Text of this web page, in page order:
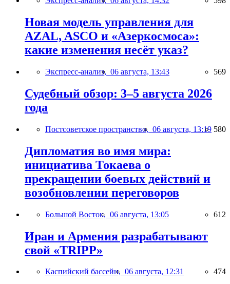
Новая модель управления для
AZAL, ASCO и «Азеркосмоса»:
какие изменения несёт указ?
Экспресс-анализ, 06 августа, 13:43 569
Судебный обзор: 3–5 августа 2026
года
Постсоветское пространство, 06 августа, 13:19 580
Дипломатия во имя мира:
инициатива Токаева о
прекращении боевых действий и
возобновлении переговоров
Большой Восток, 06 августа, 13:05 612
Иран и Армения разрабатывают
свой «TRIPP»
Каспийский бассейн, 06 августа, 12:31 474